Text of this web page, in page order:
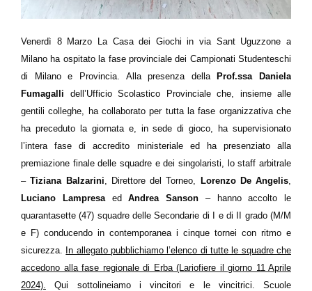
Venerdì 8 Marzo La Casa dei Giochi in via Sant Uguzzone a
Milano ha ospitato la fase provinciale dei Campionati Studenteschi
di Milano e Provincia. Alla presenza della
Prof.ssa Daniela
Fumagalli dell’Ufficio Scolastico Provinciale che, insieme alle
gentili colleghe, ha collaborato per tutta la fase organizzativa che
ha preceduto la giornata e, in sede di gioco, ha supervisionato
l’intera fase di accredito ministeriale ed ha presenziato alla
premiazione finale delle squadre e dei singolaristi, lo staff arbitrale
–Tiziana Balzarini, Direttore del Torneo, Lorenzo De Angelis,
Luciano LampresaedAndrea Sanson – hanno accolto le
quarantasette (47) squadre delle Secondarie di I e di II grado (M/M
e F) conducendo in contemporanea i cinque tornei con ritmo e
sicurezza. In allegato pubblichiamo l’elenco di tutte le squadre che
accedono alla fase regionale di Erba (Lariofiere il giorno 11 Aprile
2024). Qui sottolineiamo i vincitori e le vincitrici. Scuole